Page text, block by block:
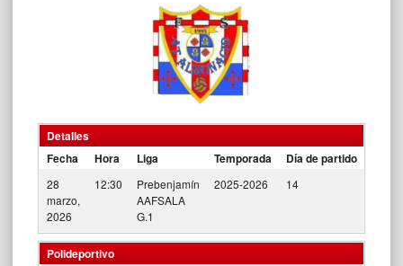
Detalles
Fecha
Hora Liga Temporada Día de partido
28
marzo,
2026
12:30
Prebenjamín
AAFSALA
G.1
2025-2026 14
Polideportivo